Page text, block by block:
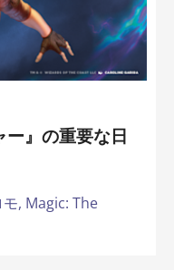
ー』の重要な日
, Magic: The